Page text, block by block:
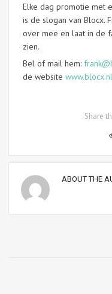
Elke dag promotie met
is de slogan van Blocx.
over mee en laat in de
zien.
Bel of mail hem:
de website www.blocx.nl
Share
ABOUT THE